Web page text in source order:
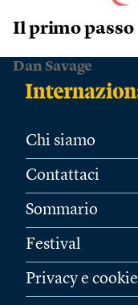
Il primo passo
Dan Savage
Chi siamo
Contattaci
Sommario
Festival
Privacy e cookie